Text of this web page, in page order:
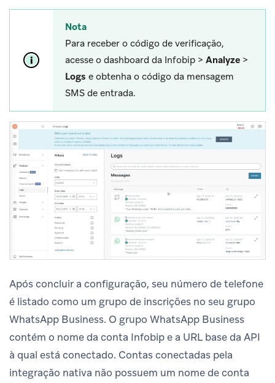
Nota
Para receber o código de verificação,
acesse o dashboard da Infobip > Analyze >
Logs e obtenha o código da mensagem
SMS de entrada.
Após concluir a configuração, seu número de telefone
é listado como um grupo de inscrições no seu grupo
WhatsApp Business. O grupo WhatsApp Business
contém o nome da conta Infobip e a URL base da API
à qual está conectado. Contas conectadas pela
integração nativa não possuem um nome de conta